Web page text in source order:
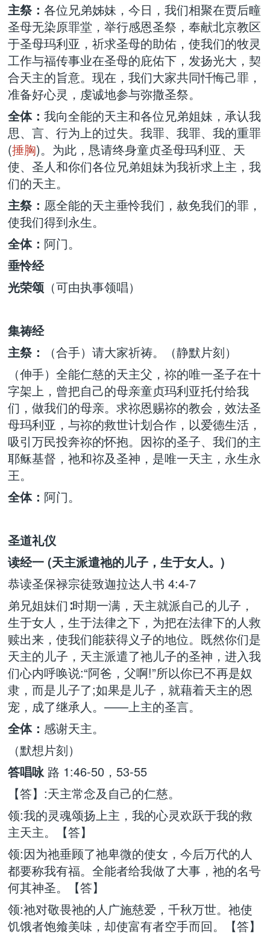
主祭： 各位兄弟姊妹，今日，我们相聚在贾后疃
圣母无染原罪堂，举行感恩圣祭，奉献北京教区
于圣母玛利亚，祈求圣母的助佑，使我们的牧灵
工作与福传事业在圣母的庇佑下，发扬光大，契
合天主的旨意。现在，我们大家共同忏悔己罪，
准备好心灵，虔诚地参与弥撒圣祭。
全体： 我向全能的天主和各位兄弟姐妹，承认我
思、言、行为上的过失。我罪、我罪、我的重罪
(捶胸)。为此，恳请终身童贞圣母玛利亚、天
使、圣人和你们各位兄弟姐妹为我祈求上主，我
们的天主。
主祭： 愿全能的天主垂怜我们，赦免我们的罪，
使我们得到永生。
全体： 阿门。
垂怜经
光荣颂 （可由执事领唱）
集祷经
主祭：
（合手）请大家祈祷。（静默片刻）
（伸手）全能仁慈的天主父，祢的唯一圣子在十
字架上，曾把自己的母亲童贞玛利亚托付给我
们，做我们的母亲。求祢恩赐祢的教会，效法圣
母玛利亚，与祢的救世计划合作，以爱德生活，
吸引万民投奔祢的怀抱。因祢的圣子、我们的主
耶稣基督，祂和祢及圣神，是唯一天主，永生永
王。
全体： 阿门。
圣道礼仪
读经一 (天主派遣祂的儿子，生于女人。)
恭读圣保禄宗徒致迦拉达人书 4:4-7
弟兄姐妹们∶时期一满，天主就派自己的儿子，
生于女人，生于法律之下，为把在法律下的人救
赎出来，使我们能获得义子的地位。既然你们是
天主的儿子，天主派遣了祂儿子的圣神，进入我
们心内呼唤说:“阿爸，父啊!”所以你已不再是奴
隶，而是儿子了;如果是儿子，就藉着天主的恩
宠，成了继承人。——上主的圣言。
全体： 感谢天主。
（默想片刻）
答唱咏 路 1:46-50，53-55
【答】:天主常念及自己的仁慈。
领:我的灵魂颂扬上主，我的心灵欢跃于我的救
主天主。【答】
领:因为祂垂顾了祂卑微的使女，今后万代的人
都要称我有福。全能者给我做了大事，祂的名号
何其神圣。【答】
领:祂对敬畏祂的人广施慈爱，千秋万世。祂使
饥饿者饱飨美味，却使富有者空手而回。【答】